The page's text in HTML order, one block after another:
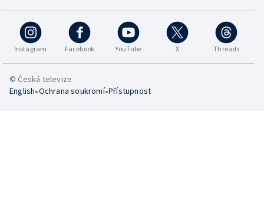
Instagram Facebook YouTube X Threads
© Česká televize
English•Ochrana soukromí•Přístupnost